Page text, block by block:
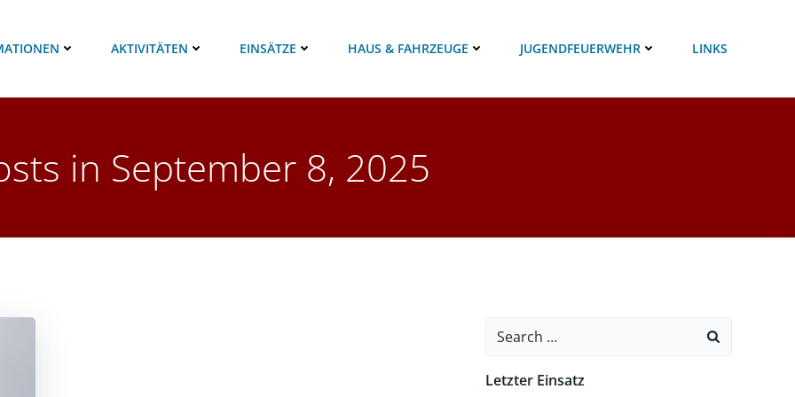
AKTIVITÄTEN EINSÄTZE HAUS & FAHRZEUGE JUGENDFEUERWEHR LINKS
in September 8, 2025
Search
Letzter Einsatz